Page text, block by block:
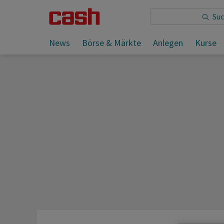
News Börse & Märkte Anlegen Kurse
Sie lesen: